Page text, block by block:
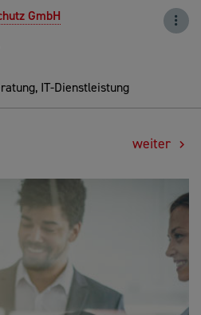
GmbH
IT-Dienstleistung
weiter